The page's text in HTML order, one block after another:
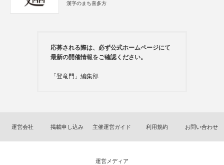
漢字のまち喜多方
応募される際は、必ず公式ホームページにて
最新の開催情報をご確認ください。
「登竜門」編集部
運営会社 掲載申し込み 主催運営ガイド 利用規約 お問い合わせ
運営メディア